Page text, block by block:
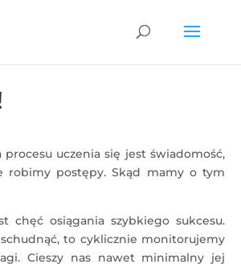
procesu uczenia się jest świadomość,
robimy postępy. Skąd mamy o tym
chęć osiągania szybkiego sukcesu.
to cyklicznie monitorujemy
Cieszy nas nawet minimalny jej